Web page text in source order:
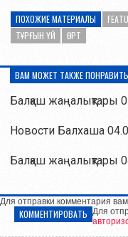
ПОХОЖИЕ МАТЕРИАЛЫ
ТҰРҒЫН ҮЙ
ӨРТ
ВАМ МОЖЕТ ТАКЖЕ
Балқаш жаңалықтары
Новости Балхаша
Балқаш жаңалықтары
Для отправки комментария
КОММЕНТИРОВАТЬ Для